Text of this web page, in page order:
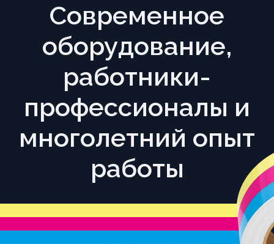
Современное
оборудование,
работники-
профессионалы и
многолетний опыт
работы